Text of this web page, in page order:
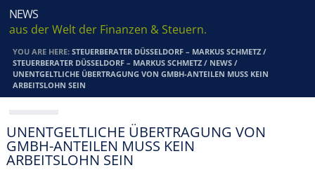
NEWS
aus der Welt der Finanzen & Steuern.
YOU ARE HERE:STEUERBERATER DÜSSELDORF – MARKUS SCHMETZ /
STEUERBERATER DÜSSELDORF – MARKUS SCHMETZ / NEWS /
UNENTGELTLICHE ÜBERTRAGUNG VON GMBH-ANTEILEN MUSS KEIN
ARBEITSLOHN SEIN
UNENTGELTLICHE ÜBERTRAGUNG VON
GMBH-ANTEILEN MUSS KEIN
ARBEITSLOHN SEIN